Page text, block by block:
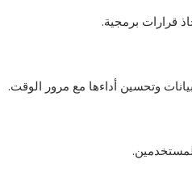
قرارات برمجية.
وتحسين أداءها مع مرور الوقت.